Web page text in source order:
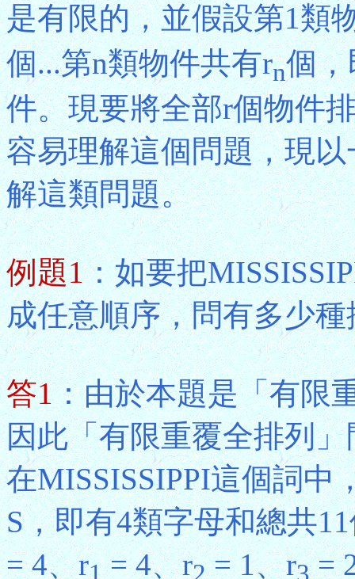
是有限的，並假設第1類
個...第n類物件共有rn個，
件。現要將全部r個物件
容易理解這個問題，現
解這類問題。
例題1：如要把
成任意順序，問有多少種
答1：由於本題是「有限
因此「有限重覆全排列
在MISSISSIPPI這個詞中
S，即有4類字母和總共
= 4、r = 4、r = 1、r =